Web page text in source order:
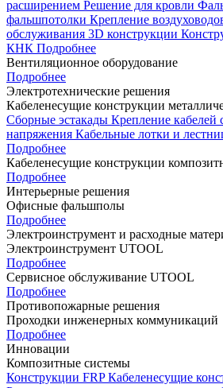
расширением Решение для кровли
фальшпотолки Крепление
обслуживания 3D конструкции
КНК Подробнее
Вентиляционное оборудование
Подробнее
Электротехнические решения
Кабеленесущие конструкции
Сборные эстакады Крепление кабелей
напряжения Кабельные лотки и
Подробнее
Кабеленесущие конструкции
Подробнее
Интерьерные решения
Офисные фальшполы
Подробнее
Электроинструмент и расходные
Электроинструмент UTOOL
Подробнее
Сервисное обслуживание UTOOL
Подробнее
Противопожарные решения
Проходки инженерных коммуникаций
Подробнее
Инновации
Композитные системы
Конструкции FRPКабеленесущие